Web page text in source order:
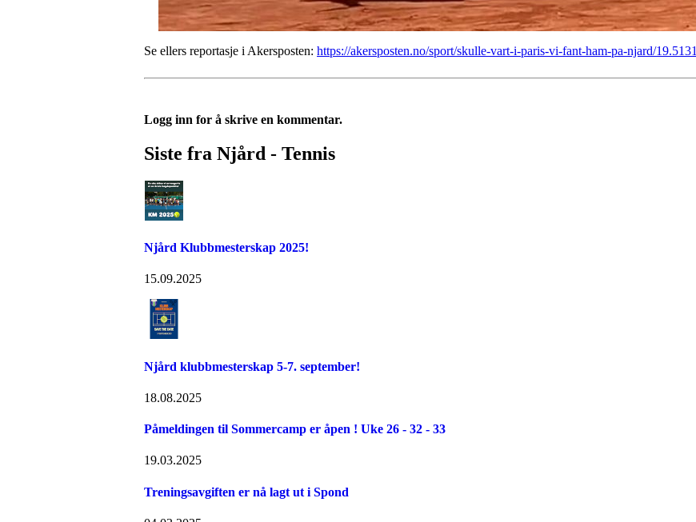
Se ellers reportasje i Akersposten: https://akersposten.no/sport/skulle-vart-i-paris-vi-fant-ham-pa-njard/19.5131
Logg inn for å skrive en kommentar.
Siste fra Njård - Tennis
Njård Klubbmesterskap 2025!
15.09.2025
Njård klubbmesterskap 5-7. september!
18.08.2025
Påmeldingen til Sommercamp er åpen ! Uke 26 - 32 - 33
19.03.2025
Treningsavgiften er nå lagt ut i Spond